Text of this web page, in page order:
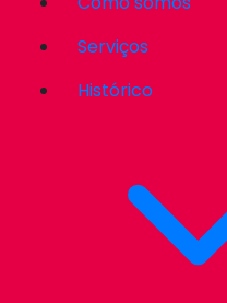
Serviços
Histórico